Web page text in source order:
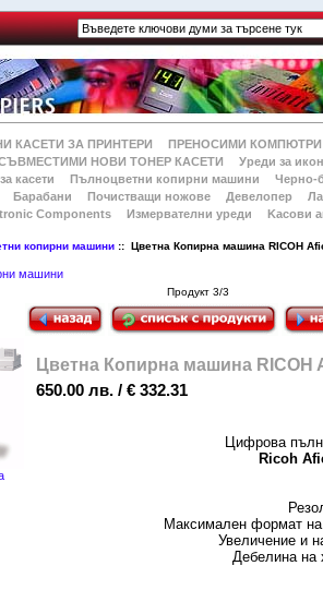
КАСЕТИ ЗА ПРИНТЕРИ ПРЕНОСИМИ КОМПЮТРИ
НОВИ ТОНЕР КАСЕТИ Уреди за
касети Пълноцветни копирни машини Черно-
Барабани Почистващи ножове Девелопер
Components Измервателни уреди Kасови
копирни машини :: Цветна Копирна машина RICOH
машини
Продукт 3/3
Цветна Копирна машина RICOH
650.00 лв. / € 332.31
Цифрова
Ricoh
Максимален формат на
Увеличение и
Дебелина на